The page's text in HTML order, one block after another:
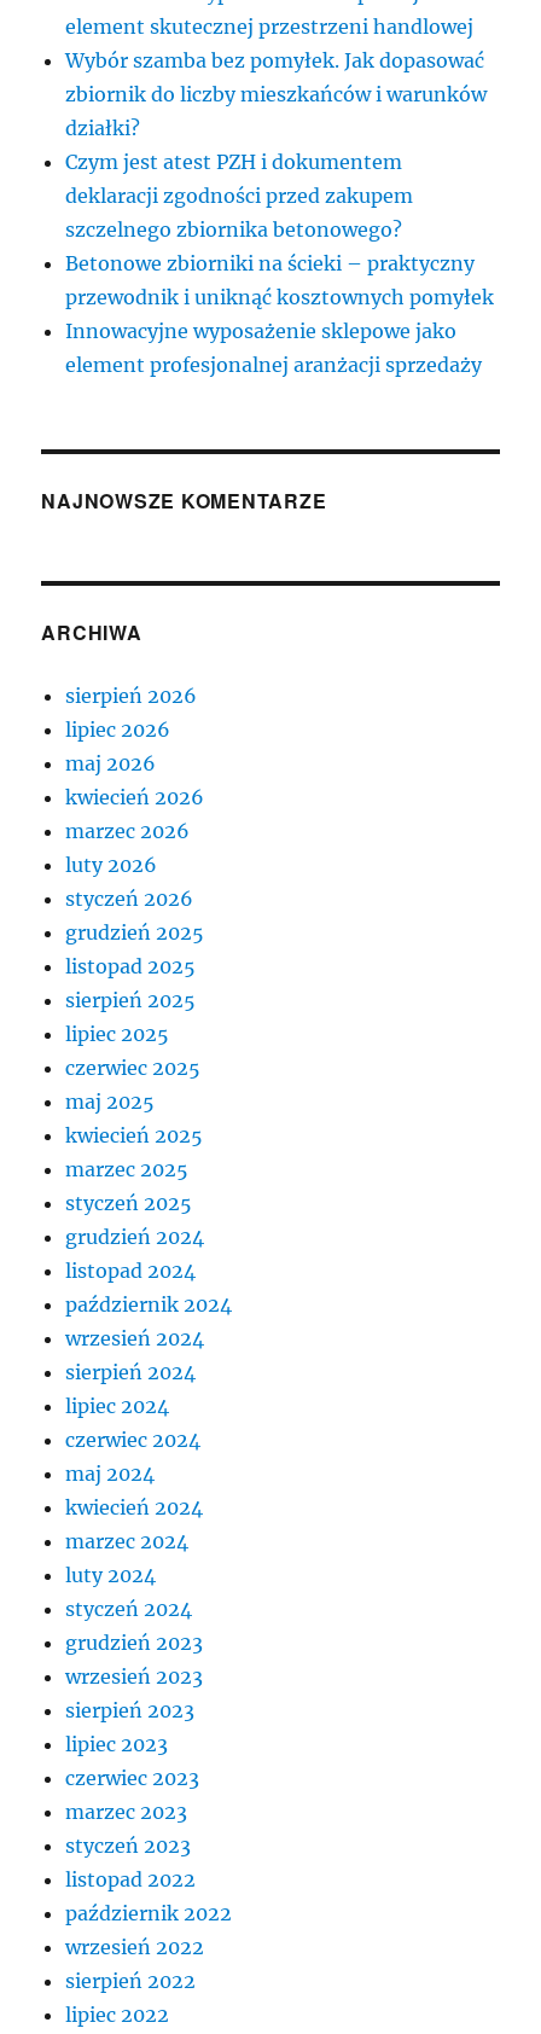
element skutecznej przestrzeni handlowej
Wybór szamba bez pomyłek. Jak dopasować
zbiornik do liczby mieszkańców i warunków
działki?
Czym jest atest PZH i dokumentem
deklaracji zgodności przed zakupem
szczelnego zbiornika betonowego?
Betonowe zbiorniki na ścieki – praktyczny
przewodnik i uniknąć kosztownych pomyłek
Innowacyjne wyposażenie sklepowe jako
element profesjonalnej aranżacji sprzedaży
NAJNOWSZE KOMENTARZE
ARCHIWA
sierpień 2026
lipiec 2026
maj 2026
kwiecień 2026
marzec 2026
luty 2026
styczeń 2026
grudzień 2025
listopad 2025
sierpień 2025
lipiec 2025
czerwiec 2025
maj 2025
kwiecień 2025
marzec 2025
styczeń 2025
grudzień 2024
listopad 2024
październik 2024
wrzesień 2024
sierpień 2024
lipiec 2024
czerwiec 2024
maj 2024
kwiecień 2024
marzec 2024
luty 2024
styczeń 2024
grudzień 2023
wrzesień 2023
sierpień 2023
lipiec 2023
czerwiec 2023
marzec 2023
styczeń 2023
listopad 2022
październik 2022
wrzesień 2022
sierpień 2022
lipiec 2022